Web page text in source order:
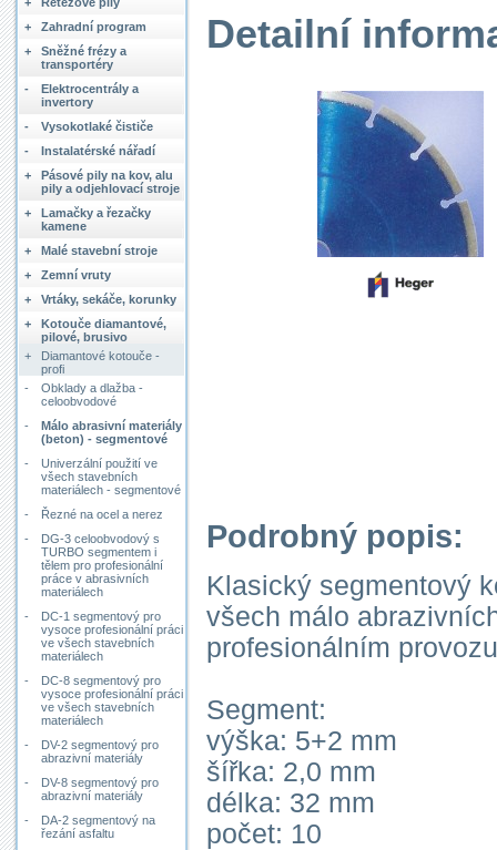
Detailní
Podrobný popis:
Klasický segmentový
všech málo
profesionálním
Segment:
výška: 5+2 mm
šířka: 2,0 mm
délka: 32 mm
počet: 10
+
Zahradní program
+
Sněžné frézy a
transportéry
-
Elektrocentrály a
invertory
-
Vysokotlaké čističe
-
Instalatérské nářadí
+
Pásové pily na kov, alu
pily a odjehlovací stroje
+
Lamačky a řezačky
kamene
+
Malé stavební stroje
+
Zemní vruty
+
Vrtáky, sekáče, korunky
+
Kotouče diamantové,
pilové, brusivo
+
Diamantové kotouče -
profi
-
Obklady a dlažba -
celoobvodové
-
Málo abrasivní materiály
(beton) - segmentové
-
Univerzální použití ve
všech stavebních
materiálech - segmentové
-
Řezné na ocel a nerez
-
DG-3 celoobvodový s
TURBO segmentem i
tělem pro profesionální
práce v abrasivních
materiálech
-
DC-1 segmentový pro
vysoce profesionální práci
ve všech stavebních
materiálech
-
DC-8 segmentový pro
vysoce profesionální práci
ve všech stavebních
materiálech
-
DV-2 segmentový pro
abrazivní materiály
-
DV-8 segmentový pro
abrazivní materiály
-
DA-2 segmentový na
řezání asfaltu